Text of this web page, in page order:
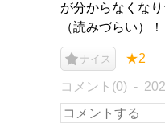
が分からなくな
（読みづらい）！
ナイス ★2
コメント(0)